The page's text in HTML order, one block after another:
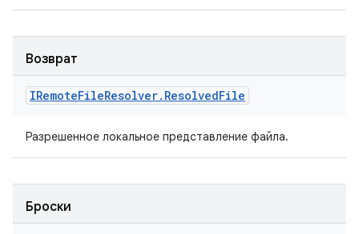
Возврат
IRemoteFileResolver. ResolvedFile
Разрешенное локальное представление файла.
Броски